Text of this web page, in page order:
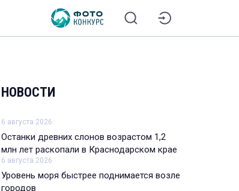
НОВОСТИ
6 августа 2026
Останки древних слонов возрастом 1,2
млн лет раскопали в Краснодарском крае
6 августа 2026
Уровень моря быстрее поднимается возле
городов